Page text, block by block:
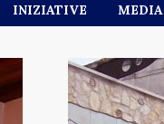
INIZIATIVE MEDIA